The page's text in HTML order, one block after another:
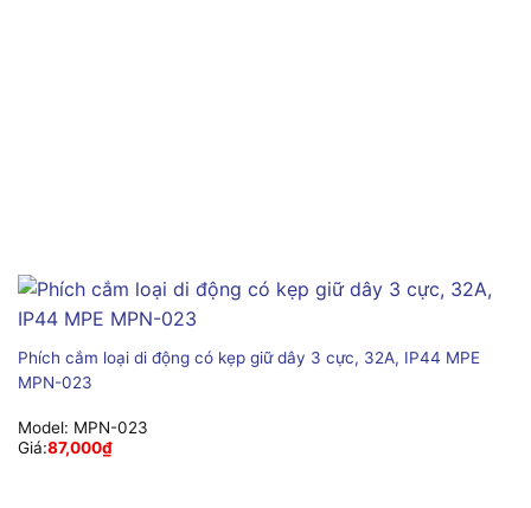
Phích cắm loại di động có kẹp giữ dây 3 cực, 32A, IP44 MPE
MPN-023
Model: MPN-023
Giá:87,000₫